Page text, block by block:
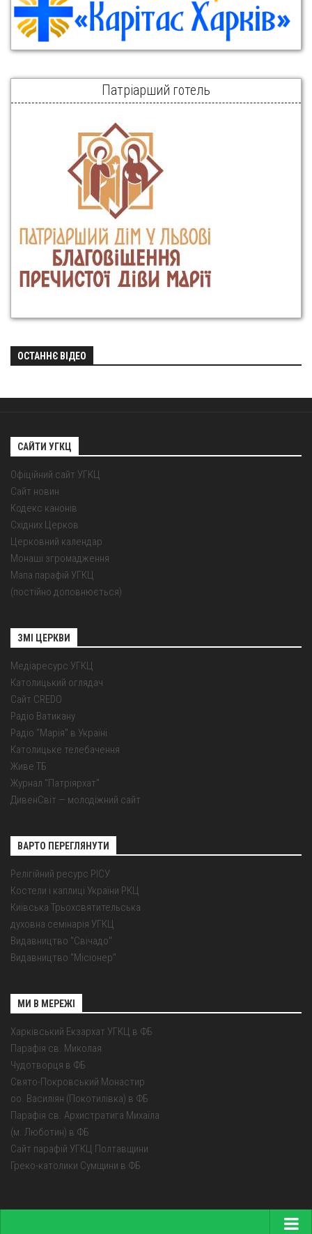
Патріарший готель
ОСТАННЄ ВІДЕО
САЙТИ УГКЦ
Офіційний сайт УГКЦ
Сайт новин
Кодекс канонів
Східних Церков
Церковний календар
Монаші згромадження
Мапа парафій УГКЦ
(постійно доповнюється)
ЗМІ ЦЕРКВИ
Медіаресурс УГКЦ
Католицький оглядач
Сайт CREDO
Радіо Ватикану
Радіо "Марія" в Україні
Католицьке телебачення
Живе ТБ
Журнал "Патріярхат"
ДивенСвіт — молодіжний сайт
ВАРТО ПЕРЕГЛЯНУТИ
Релігійний ресурс РІСУ
Костели і каплиці України РКЦ
Київська Трьохсвятительська
духовна семінарія УГКЦ
Видавництво "Свічадо"
Видавництво "Місіонер"
МИ В МЕРЕЖІ
Харківський Екзархат УГКЦ в ФБ
Парафія св. Миколая
Чудотворця в ФБ
Свято-Покровський Монастир
оо. Василіян (Покотилівка) в ФБ
Парафія св. Архистратига Михаїла
(м. Люботин) в ФБ
Сайт парафій УГКЦ Полтавщини
Греко-католики Сумщини в ФБ